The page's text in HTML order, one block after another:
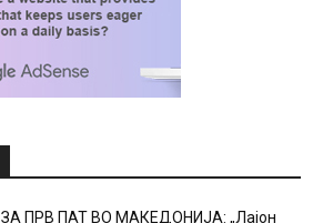
ЗА ПРВ ПАТ ВО МАКЕДОНИЈА: „Лајон